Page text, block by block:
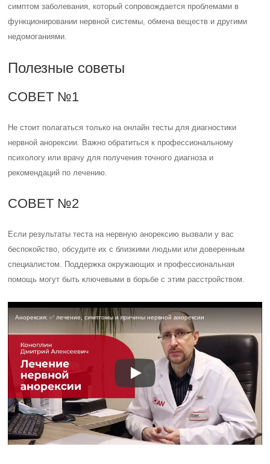
симптом заболевания, который сопровождается проблемами в
функционировании нервной системы, обмена веществ и другими
недомоганиями.
Полезные советы
СОВЕТ №1
Не стоит полагаться только на онлайн тесты для диагностики
нервной анорексии. Важно обратиться к профессиональному
психологу или врачу для получения точного диагноза и
рекомендаций по лечению.
СОВЕТ №2
Если результаты теста на нервную анорексию вызвали у вас
беспокойство, обсудите их с близкими людьми или доверенным
специалистом. Поддержка окружающих и профессиональная
помощь могут быть ключевыми в борьбе с этим расстройством.
Анорексия: ✅ лечение, симптомы и причины нервной анорексии